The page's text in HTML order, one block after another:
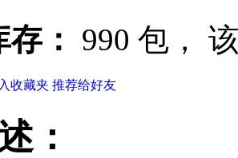
： 990 包，
收藏夹 推荐给好友
：